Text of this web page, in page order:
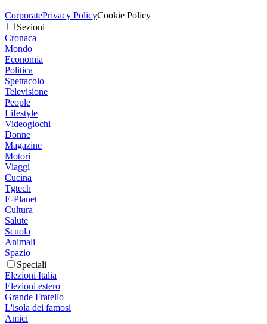
CorporatePrivacy PolicyCookie Policy
Sezioni
Cronaca
Mondo
Economia
Politica
Spettacolo
Televisione
People
Lifestyle
Videogiochi
Donne
Magazine
Motori
Viaggi
Cucina
Tgtech
E-Planet
Cultura
Salute
Scuola
Animali
Spazio
Speciali
Elezioni Italia
Elezioni estero
Grande Fratello
L'isola dei famosi
Amici